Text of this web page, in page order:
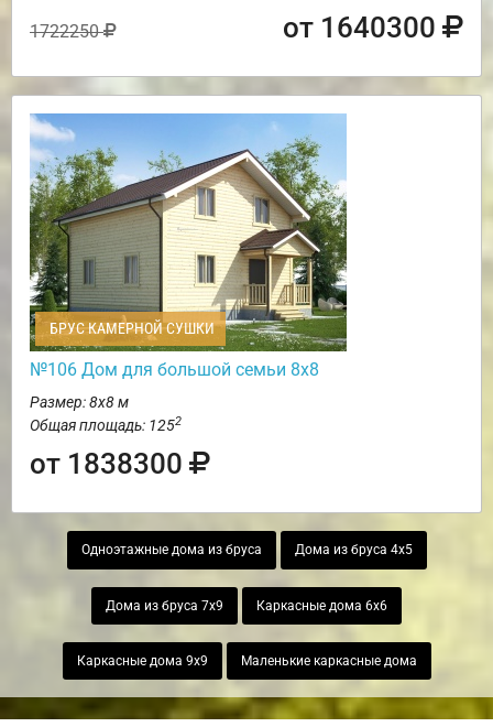
1722250 от 1640300
БРУС КАМЕРНОЙ СУШКИ
№106 Дом для большой семьи 8х8
Размер: 8х8 м
Общая площадь: 1252
от 1838300
Одноэтажные дома из бруса Дома из бруса 4х5
Дома из бруса 7х9 Каркасные дома 6х6
Каркасные дома 9х9 Маленькие каркасные дома